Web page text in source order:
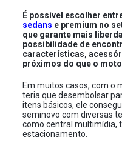
É possível escolher
sedans e premium no
que garante mais
possibilidade de
características,
próximos do que o
Em muitos casos, com o
teria que desembolsar
itens básicos, ele
seminovo com diversas
como central multimídia,
estacionamento.